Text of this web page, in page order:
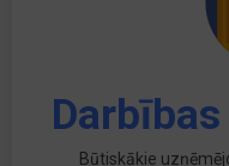
Būtiskākie